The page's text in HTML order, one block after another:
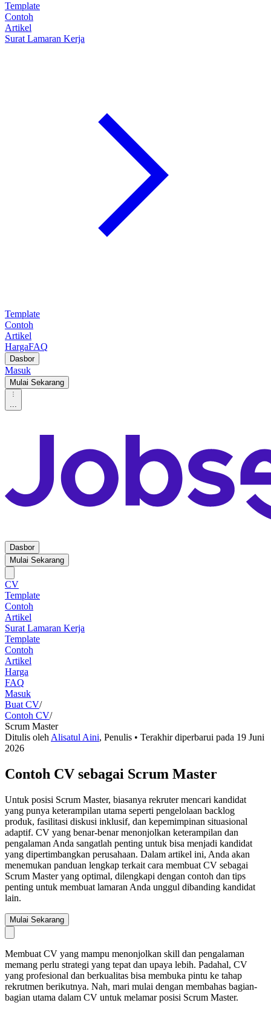
Template
Contoh
Artikel
Surat Lamaran Kerja
Template
Contoh
Artikel
HargaFAQ
Dasbor
Masuk
Mulai Sekarang
...
Dasbor
Mulai Sekarang
CV
Template
Contoh
Artikel
Surat Lamaran Kerja
Template
Contoh
Artikel
Harga
FAQ
Masuk
Buat CV/
Contoh CV/
Scrum Master
Ditulis oleh Alisatul Aini, Penulis • Terakhir diperbarui pada 19 Juni
2026
Contoh CV sebagai Scrum Master
Untuk posisi Scrum Master, biasanya rekruter mencari kandidat
yang punya keterampilan utama seperti pengelolaan backlog
produk, fasilitasi diskusi inklusif, dan kepemimpinan situasional
adaptif. CV yang benar-benar menonjolkan keterampilan dan
pengalaman Anda sangatlah penting untuk bisa menjadi kandidat
yang dipertimbangkan perusahaan. Dalam artikel ini, Anda akan
menemukan panduan lengkap terkait cara membuat CV sebagai
Scrum Master yang optimal, dilengkapi dengan contoh dan tips
penting untuk membuat lamaran Anda unggul dibanding kandidat
lain.
Mulai Sekarang
Membuat CV yang mampu menonjolkan skill dan pengalaman
memang perlu strategi yang tepat dan upaya lebih. Padahal, CV
yang profesional dan berkualitas bisa membuka pintu ke tahap
rekrutmen berikutnya. Nah, mari mulai dengan membahas bagian-
bagian utama dalam CV untuk melamar posisi Scrum Master.